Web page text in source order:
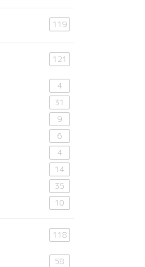
119
121
4
31
9
6
4
14
35
10
118
58